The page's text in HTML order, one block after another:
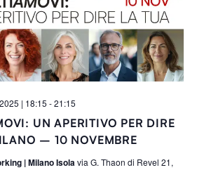
UN APERITIVO PER DIRE
– 10 NOVEMBRE
| 18:15 -21:15
| Milano Isola via G. Thaon di Revel 21,